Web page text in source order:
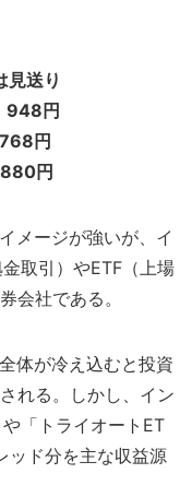
送り
円
円
円
メージが強いが、イ
取引）やETF（上場
会社である。
体が冷え込むと投資
れる。しかし、イン
「トライオートET
ッド分を主な収益源